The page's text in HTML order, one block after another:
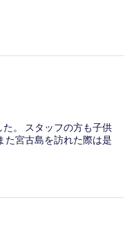
。 スタッフの方も子供
た宮古島を訪れた際は是